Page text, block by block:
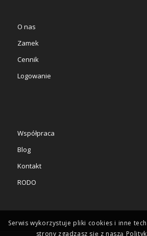
O nas
Zamek
Cennik
Logowanie
Współpraca
Blog
Kontakt
RODO
Serwis wykorzystuje pliki cookies i inne
strony zgadzasz się z naszą